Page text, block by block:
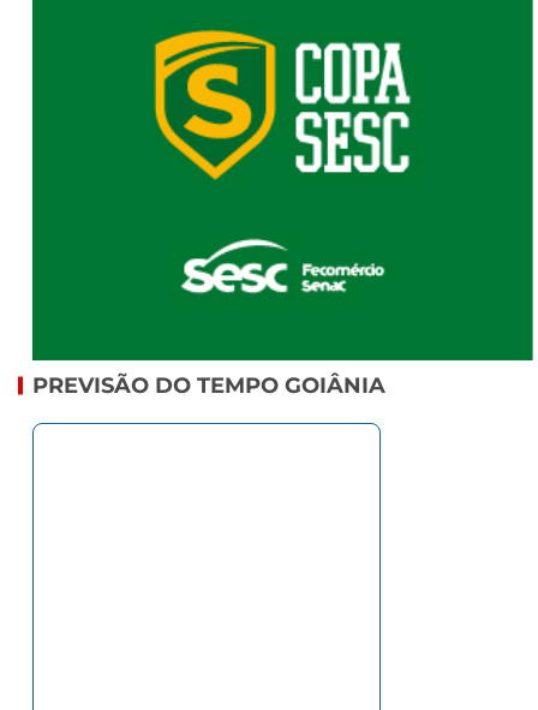
PREVISÃO DO TEMPO GOIÂNIA